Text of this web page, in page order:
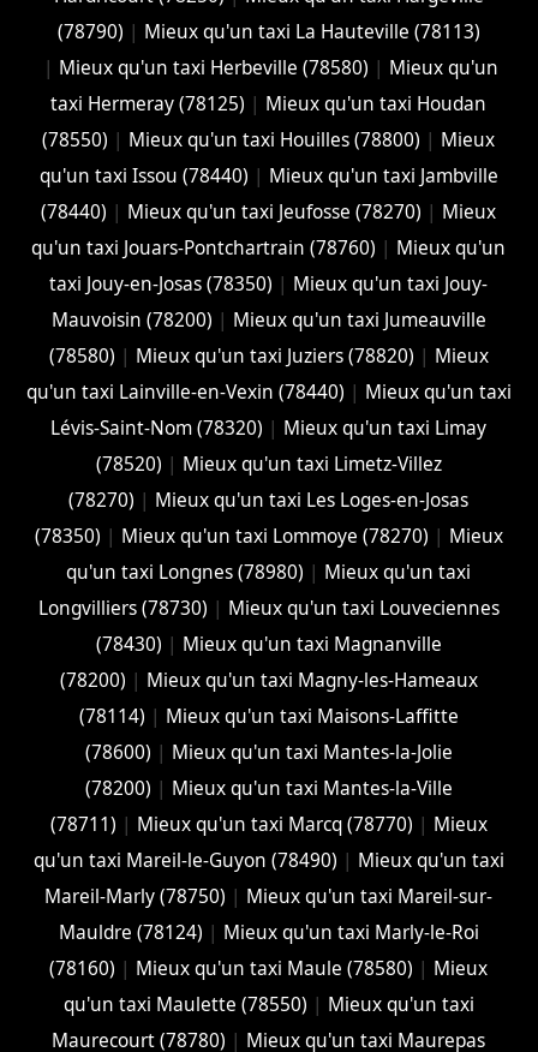
(78790) | Mieux qu'un taxi La Hauteville (78113)
| Mieux qu'un taxi Herbeville (78580) | Mieux qu'un
taxi Hermeray (78125) | Mieux qu'un taxi Houdan
(78550) | Mieux qu'un taxi Houilles (78800) | Mieux
qu'un taxi Issou (78440) | Mieux qu'un taxi Jambville
(78440) | Mieux qu'un taxi Jeufosse (78270) | Mieux
qu'un taxi Jouars-Pontchartrain (78760) | Mieux qu'un
taxi Jouy-en-Josas (78350) | Mieux qu'un taxi Jouy-
Mauvoisin (78200) | Mieux qu'un taxi Jumeauville
(78580) | Mieux qu'un taxi Juziers (78820) | Mieux
qu'un taxi Lainville-en-Vexin (78440) | Mieux qu'un taxi
Lévis-Saint-Nom (78320) | Mieux qu'un taxi Limay
(78520) | Mieux qu'un taxi Limetz-Villez
(78270) | Mieux qu'un taxi Les Loges-en-Josas
(78350) | Mieux qu'un taxi Lommoye (78270) | Mieux
qu'un taxi Longnes (78980) | Mieux qu'un taxi
Longvilliers (78730) | Mieux qu'un taxi Louveciennes
(78430) | Mieux qu'un taxi Magnanville
(78200) | Mieux qu'un taxi Magny-les-Hameaux
(78114) | Mieux qu'un taxi Maisons-Laffitte
(78600) | Mieux qu'un taxi Mantes-la-Jolie
(78200) | Mieux qu'un taxi Mantes-la-Ville
(78711) | Mieux qu'un taxi Marcq (78770) | Mieux
qu'un taxi Mareil-le-Guyon (78490) | Mieux qu'un taxi
Mareil-Marly (78750) | Mieux qu'un taxi Mareil-sur-
Mauldre (78124) | Mieux qu'un taxi Marly-le-Roi
(78160) | Mieux qu'un taxi Maule (78580) | Mieux
qu'un taxi Maulette (78550) | Mieux qu'un taxi
Maurecourt (78780) | Mieux qu'un taxi Maurepas